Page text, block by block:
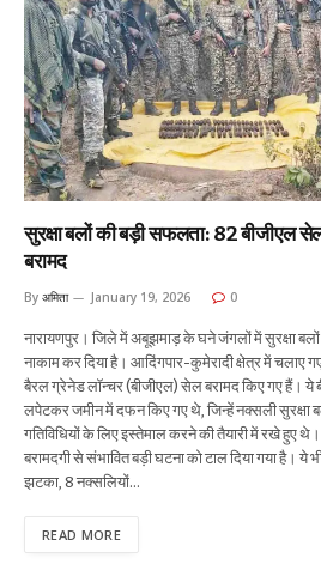
सुरक्षा बलों की बड़ी सफलता: 82 बीजीएल
बरामद
By अमिता January 19, 2026 0
नारायणपुर। जिले में अबूझमाड़ के घने जंगलों में सुरक्षा
नाकाम कर दिया है। आदिंगपार-कुमेरादी क्षेत्र में चलाए
बैरल ग्रेनेड लॉन्चर (बीजीएल) सेल बरामद किए गए हैं। ये
लपेटकर जमीन में दफन किए गए थे, जिन्हें नक्सली
गतिविधियों के लिए इस्तेमाल करने की तैयारी में रखे हुए
बरामदगी से संभावित बड़ी घटना को टाल दिया गया है। ये
झटका, 8 नक्सलियों…
READ MORE